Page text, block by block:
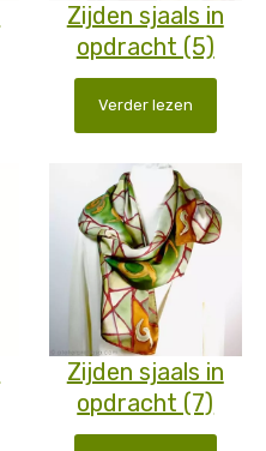
Zijden sjaals in
opdracht (5)
Verder lezen
Zijden sjaals in
opdracht (7)